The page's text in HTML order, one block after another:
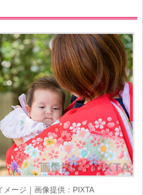
ージ｜画像提供：PIXTA